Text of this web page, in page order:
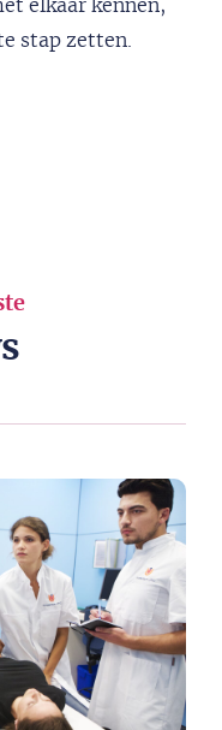
elkaar kennen,
stap zetten.